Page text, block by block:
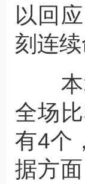
以回
刻连
本场
全场
有4个
据方